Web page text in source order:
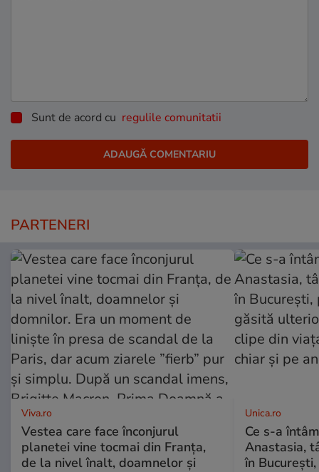
Sunt de acord cu regulile comunitatii
PARTENERI
Viva.ro
Vestea care face înconjurul
planetei vine tocmai din Franța,
de la nivel înalt, doamnelor și
Unica.ro
Ce s-a
Anastasia,
în